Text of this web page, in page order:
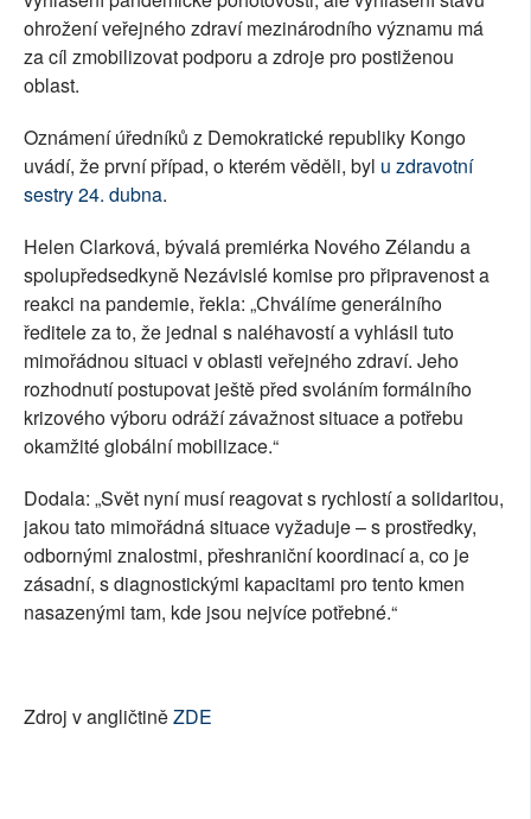
ohrožení veřejného zdraví mezinárodního významu má
za cíl zmobilizovat podporu a zdroje pro postiženou
oblast.
Oznámení úředníků z Demokratické republiky Kongo
uvádí, že první případ, o kterém věděli, byl u zdravotní
sestry 24. dubna.
Helen Clarková, bývalá premiérka Nového Zélandu a
spolupředsedkyně Nezávislé komise pro připravenost a
reakci na pandemie, řekla: „Chválíme generálního
ředitele za to, že jednal s naléhavostí a vyhlásil tuto
mimořádnou situaci v oblasti veřejného zdraví. Jeho
rozhodnutí postupovat ještě před svoláním formálního
krizového výboru odráží závažnost situace a potřebu
okamžité globální mobilizace.“
Dodala: „Svět nyní musí reagovat s rychlostí a solidaritou,
jakou tato mimořádná situace vyžaduje – s prostředky,
odbornými znalostmi, přeshraniční koordinací a, co je
zásadní, s diagnostickými kapacitami pro tento kmen
nasazenými tam, kde jsou nejvíce potřebné.“
Zdroj v angličtiněZDE